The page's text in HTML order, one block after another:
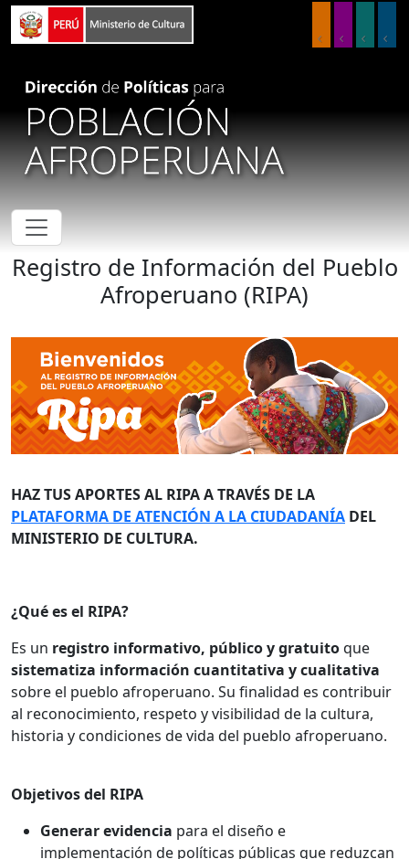
Pasar al contenido principal
Registro de Información del Pueblo
Afroperuano (RIPA)
HAZ TUS APORTES AL RIPA A TRAVÉS DE LA
PLATAFORMA DE ATENCIÓN A LA CIUDADANÍA DEL
MINISTERIO DE CULTURA.
¿Qué es el RIPA?
Es un registro informativo, público y gratuitoque
sistematiza información cuantitativa y cualitativa
sobre el pueblo afroperuano. Su finalidad es contribuir
al reconocimiento, respeto y visibilidad de la cultura,
historia y condiciones de vida del pueblo afroperuano.
Objetivos del RIPA
Generar evidencia para el diseño e
implementación de políticas públicas que reduzcan